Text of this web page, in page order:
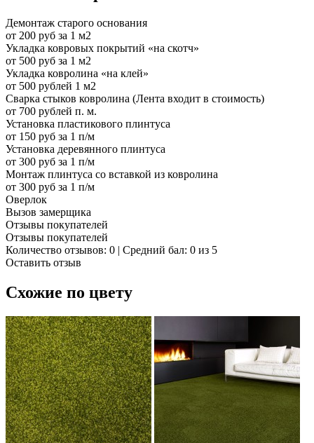
Демонтаж старого основания
от 200 руб за 1 м2
Укладка ковровых покрытий «на скотч»
от 500 руб за 1 м2
Укладка ковролина «на клей»
от 500 рублей 1 м2
Сварка стыков ковролина (Лента входит в стоимость)
от 700 рублей п. м.
Установка пластикового плинтуса
от 150 руб за 1 п/м
Установка деревянного плинтуса
от 300 руб за 1 п/м
Монтаж плинтуса со вставкой из ковролина
от 300 руб за 1 п/м
Оверлок
Вызов замерщика
Отзывы покупателей
Отзывы покупателей
Количество отзывов: 0 | Средний бал: 0 из 5
Оставить отзыв
Схожие по цвету